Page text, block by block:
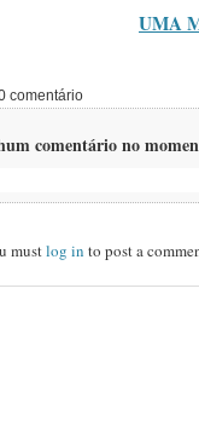
UMA
comentário
comentário no
mustlog in to post a